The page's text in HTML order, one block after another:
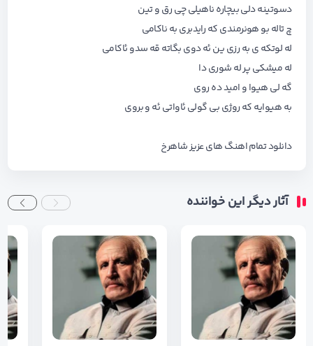
دسوتینه دلی بیچاره ناهیلی چی رق و تین
چ تاله بو هونرمندی که رایدبری به ناکامی
له لوتکه ی به رزی ین ئه دوی بگاته قه سدو ئاکامی
له میشکی پر له شوری دا
گه لی هیوا و امید ده روی
به هیوایه که روژی بی گولی ئاواتی ئه و بروی
دانلود تمام اهنگ هایعزیز شاهرخ
آثار دیگر این خواننده